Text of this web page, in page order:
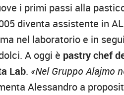
i primi passi alla
diventa assistente in
nel laboratorio e in
A oggi è pastry chef
Lab. «Nel Gruppo Alajmo
Alessandro a